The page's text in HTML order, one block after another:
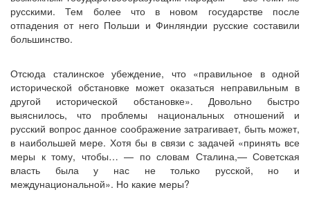
русскими. Тем более что в новом государстве после
отпадения от него Польши и Финляндии русские составили
большинство.
Отсюда сталинское убеждение, что «правильное в одной
исторической обстановке может оказаться неправильным в
другой исторической обстановке». Довольно быстро
выяснилось, что проблемы национальных отношений и
русский вопрос данное соображение затрагивает, быть может,
в наибольшей мере. Хотя бы в связи с задачей «принять все
меры к тому, чтобы… — по словам Сталина,— Советская
власть была у нас не только русской, но и
междунациональной». Но какие меры?